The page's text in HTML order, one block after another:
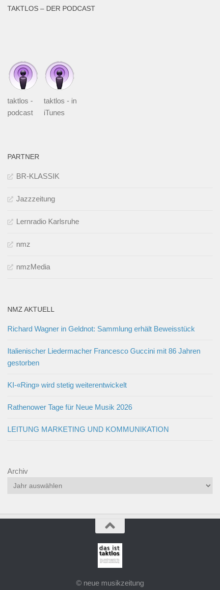
TAKTLOS – DER PODCAST
taktlos -
podcast
taktlos - in
iTunes
PARTNER
BR-KLASSIK
Jazzzeitung
Lernradio Karlsruhe
nmz
nmzMedia
NMZ AKTUELL
Richard Wagner in Geldnot: Sammlung erhält Beweisstück
Italienischer Liedermacher Francesco Guccini mit 86 Jahren
gestorben
KI-«Ring» wird stetig weiterentwickelt
Rathenower Tage für Neue Musik 2026
LEITUNG MARKETING UND KOMMUNIKATION
Archiv
© neue musikzeitung